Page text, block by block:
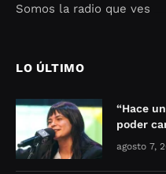
Somos la radio que ves
LO ÚLTIMO
“Hace
poder
agosto 7,